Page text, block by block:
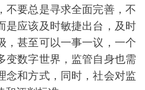
不要总是寻求全面完善，不
是应该及时敏捷出台，及时
，甚至可以一事一议，一个
变数字世界，监管自身也需
念和方式，同时，社会对监